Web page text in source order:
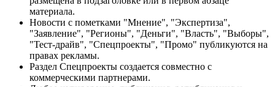
материала.
Новости с пометками "Мнение", "Экспертиза",
"Заявление", "Регионы", "Деньги", "Власть", "Выборы",
"Тест-драйв", "Спецпроекты", "Промо" публикуются на
правах рекламы.
Раздел Спецпроекты создается совместно с
коммерческими партнерами.